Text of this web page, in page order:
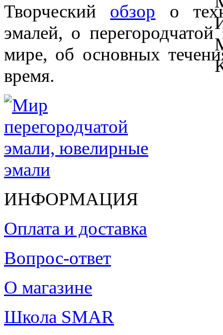
Творческий обзор о
эмалей, о
мире, об основных
время.
ИНФОРМАЦИЯ
Оплата и доставка
Вопрос-ответ
О магазине
Школа SMAR